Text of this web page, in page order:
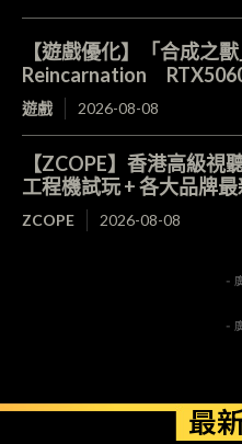
【遊戲優化】「合成之
Reincarnation RTX5060
遊戲 2026-08-08
【ZCOPE】香港高級視
工程機試玩 + 各大品牌
ZCOPE 2026-08-08
-
-
最